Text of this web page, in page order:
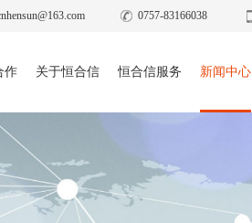
0757-83166038
作 关于恒合信 恒合信服务 新闻中心